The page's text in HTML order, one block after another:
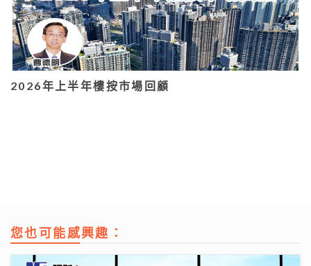
2026年上半年樓按市場回顧
您也可能感興趣：